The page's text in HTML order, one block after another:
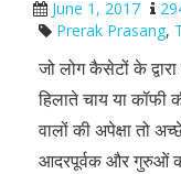
June 1, 2017
Prerak Prasang,
जो लोग कैसेटों के
हिलाते चाय या
वालों की अपेक्षा तो
आदरपूर्वक और गुरुओं